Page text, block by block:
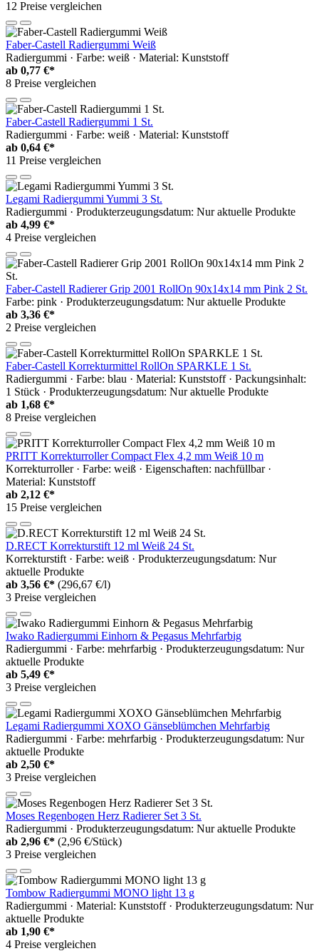
12 Preise vergleichen
Faber-Castell Radiergummi Weiß
Radiergummi · Farbe: weiß · Material: Kunststoff
ab 0,77 €*
8 Preise vergleichen
Faber-Castell Radiergummi 1 St.
Radiergummi · Farbe: weiß · Material: Kunststoff
ab 0,64 €*
11 Preise vergleichen
Legami Radiergummi Yummi 3 St.
Radiergummi · Produkterzeugungsdatum: Nur aktuelle Produkte
ab 4,99 €*
4 Preise vergleichen
Faber-Castell Radierer Grip 2001 RollOn 90x14x14 mm Pink 2 St.
Farbe: pink · Produkterzeugungsdatum: Nur aktuelle Produkte
ab 3,36 €*
2 Preise vergleichen
Faber-Castell Korrekturmittel RollOn SPARKLE 1 St.
Radiergummi · Farbe: blau · Material: Kunststoff · Packungsinhalt:
1 Stück · Produkterzeugungsdatum: Nur aktuelle Produkte
ab 1,68 €*
8 Preise vergleichen
PRITT Korrekturroller Compact Flex 4,2 mm Weiß 10 m
Korrekturroller · Farbe: weiß · Eigenschaften: nachfüllbar ·
Material: Kunststoff
ab 2,12 €*
15 Preise vergleichen
D.RECT Korrekturstift 12 ml Weiß 24 St.
Korrekturstift · Farbe: weiß · Produkterzeugungsdatum: Nur
aktuelle Produkte
ab 3,56 €* (296,67 €/l)
3 Preise vergleichen
Iwako Radiergummi Einhorn & Pegasus Mehrfarbig
Radiergummi · Farbe: mehrfarbig · Produkterzeugungsdatum: Nur
aktuelle Produkte
ab 5,49 €*
3 Preise vergleichen
Legami Radiergummi XOXO Gänseblümchen Mehrfarbig
Radiergummi · Farbe: mehrfarbig · Produkterzeugungsdatum: Nur
aktuelle Produkte
ab 2,50 €*
3 Preise vergleichen
Moses Regenbogen Herz Radierer Set 3 St.
Radiergummi · Produkterzeugungsdatum: Nur aktuelle Produkte
ab 2,96 €* (2,96 €/Stück)
3 Preise vergleichen
Tombow Radiergummi MONO light 13 g
Radiergummi · Material: Kunststoff · Produkterzeugungsdatum: Nur
aktuelle Produkte
ab 1,90 €*
4 Preise vergleichen